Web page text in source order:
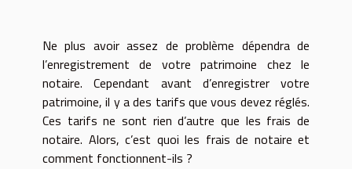
Ne plus avoir assez de problème dépendra de
l’enregistrement de votre patrimoine chez le
notaire. Cependant avant d’enregistrer votre
patrimoine, il y a des tarifs que vous devez réglés.
Ces tarifs ne sont rien d’autre que les frais de
notaire. Alors, c’est quoi les frais de notaire et
comment fonctionnent-ils ?